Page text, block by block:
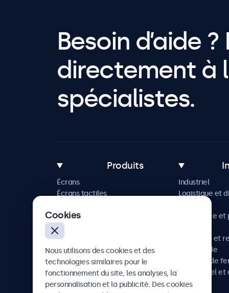
Besoin d’aide
directement à
spécialistes.
Produits
Écrans
Écrans tactiles
Solutions sur mesure
Industriel
Logistique et
Commerce et
Hôtellerie et
Automobile
Chemins de
Audiovisuel
Santé
Cookies
Nous utilisons des cookies et des
technologies similaires pour le
fonctionnement du site, les analyses, la
personnalisation et la publicité. Des cookies